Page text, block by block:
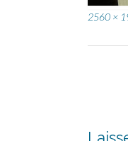
Full
2560 ×